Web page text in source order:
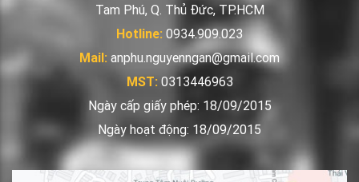
Tam Phú, Q. Thủ Đức, TP.HCM
Hotline: 0934.909.023
Mail: anphu.nguyenngan@gmail.com
MST:0313446963
Ngày cấp giấy phép: 18/09/2015
Ngày hoạt động: 18/09/2015